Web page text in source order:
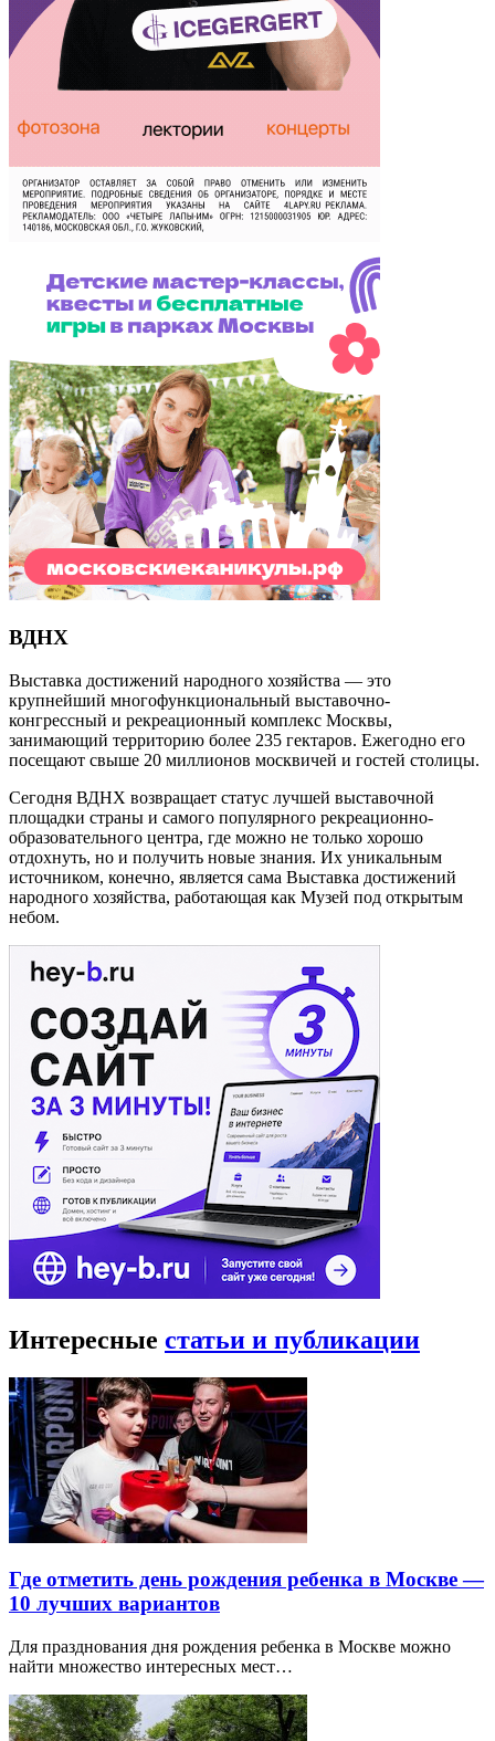
ВДНХ
Выставка достижений народного хозяйства — это
крупнейший многофункциональный выставочно-
конгрессный и рекреационный комплекс Москвы,
занимающий территорию более 235 гектаров. Ежегодно его
посещают свыше 20 миллионов москвичей и гостей столицы.
Сегодня ВДНХ возвращает статус лучшей выставочной
площадки страны и самого популярного рекреационно-
образовательного центра, где можно не только хорошо
отдохнуть, но и получить новые знания. Их уникальным
источником, конечно, является сама Выставка достижений
народного хозяйства, работающая как Музей под открытым
небом.
Интересные статьи и публикации
Где отметить день рождения ребенка в Москве —
10 лучших вариантов
Для празднования дня рождения ребенка в Москве можно
найти множество интересных мест…